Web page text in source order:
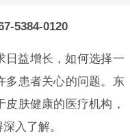
5384-0120
日益增长，如何选择一
多患者关心的问题。东
肤健康的医疗机构，
入了解。